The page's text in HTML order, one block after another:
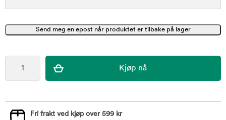
Fri frakt ved kjøp over 599 kr